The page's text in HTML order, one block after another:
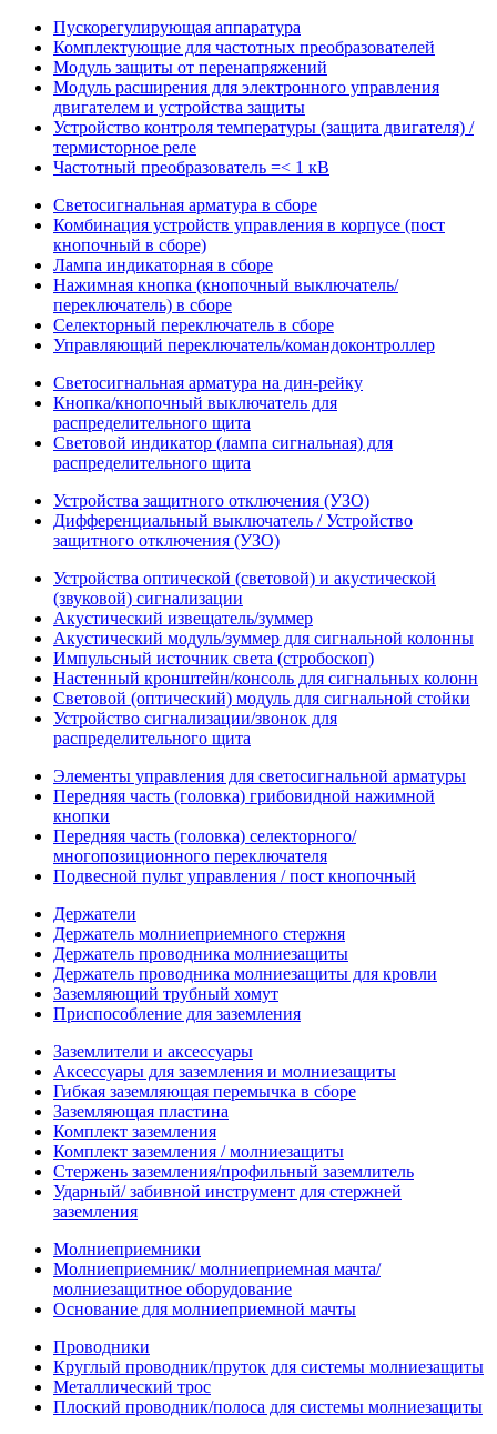
Пускорегулирующая аппаратура
Комплектующие для частотных преобразователей
Модуль защиты от перенапряжений
Модуль расширения для электронного управления
двигателем и устройства защиты
Устройство контроля температуры (защита двигателя) /
термисторное реле
Частотный преобразователь =< 1 кВ
Светосигнальная арматура в сборе
Комбинация устройств управления в корпусе (пост
кнопочный в сборе)
Лампа индикаторная в сборе
Нажимная кнопка (кнопочный выключатель/
переключатель) в сборе
Селекторный переключатель в сборе
Управляющий переключатель/командоконтроллер
Светосигнальная арматура на дин-рейку
Кнопка/кнопочный выключатель для
распределительного щита
Световой индикатор (лампа сигнальная) для
распределительного щита
Устройства защитного отключения (УЗО)
Дифференциальный выключатель / Устройство
защитного отключения (УЗО)
Устройства оптической (световой) и акустической
(звуковой) сигнализации
Акустический извещатель/зуммер
Акустический модуль/зуммер для сигнальной колонны
Импульсный источник света (стробоскоп)
Настенный кронштейн/консоль для сигнальных колонн
Световой (оптический) модуль для сигнальной стойки
Устройство сигнализации/звонок для
распределительного щита
Элементы управления для светосигнальной арматуры
Передняя часть (головка) грибовидной нажимной
кнопки
Передняя часть (головка) селекторного/
многопозиционного переключателя
Подвесной пульт управления / пост кнопочный
Держатели
Держатель молниеприемного стержня
Держатель проводника молниезащиты
Держатель проводника молниезащиты для кровли
Заземляющий трубный хомут
Приспособление для заземления
Заземлители и аксессуары
Аксессуары для заземления и молниезащиты
Гибкая заземляющая перемычка в сборе
Заземляющая пластина
Комплект заземления
Комплект заземления / молниезащиты
Стержень заземления/профильный заземлитель
Ударный/ забивной инструмент для стержней
заземления
Молниеприемники
Молниеприемник/ молниеприемная мачта/
молниезащитное оборудование
Основание для молниеприемной мачты
Проводники
Круглый проводник/пруток для системы молниезащиты
Металлический трос
Плоский проводник/полоса для системы молниезащиты